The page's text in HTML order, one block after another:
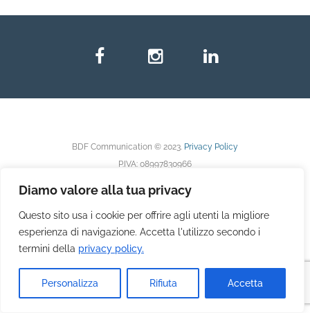
Diamo valore alla tua privacy
Questo sito usa i cookie per offrire agli utenti la migliore
esperienza di navigazione. Accetta l'utilizzo secondo i
termini della privacy policy.
Personalizza Rifiuta Accetta
BDF Communication © 2023. Privacy Policy
P.IVA: 08997830966